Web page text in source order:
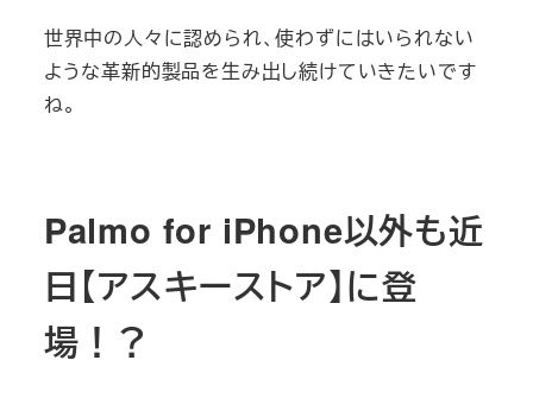
世界中の人々に認められ、使わずにはいられない
ような革新的製品を生み出し続けていきたいです
ね。
Palmo for iPhone以外も近
日【アスキーストア】に登
場！？